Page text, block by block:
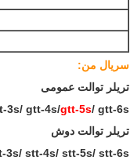
سریال من:
تریلر توالت عمومی
3s/ gtt-4s/gtt-5s/ gtt-6s
تریلر توالت دوش
3s/ stt-4s/ stt-5s/ stt-6s